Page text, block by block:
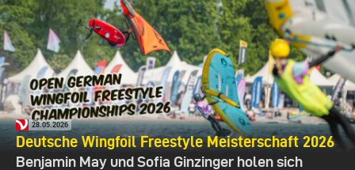
28.05.2026
Deutsche Wingfoil Freestyle Meisterschaft 2026
Benjamin May und Sofia Ginzinger holen sich